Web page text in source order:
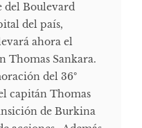
del Boulevard
del país,
ahora el
Thomas Sankara.
del 36º
capitán Thomas
de Burkina